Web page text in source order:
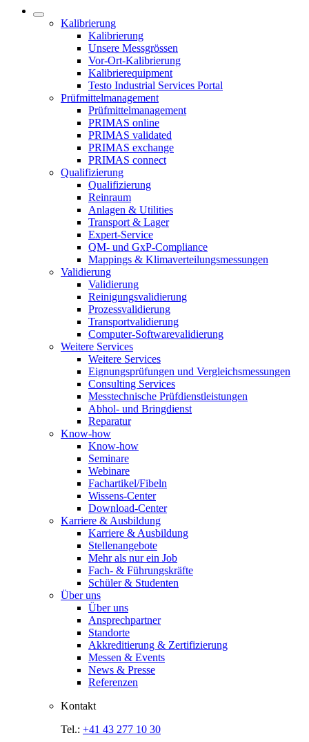
Kalibrierung
Kalibrierung
Unsere Messgrössen
Vor-Ort-Kalibrierung
Kalibrierequipment
Testo Industrial Services Portal
Prüfmittelmanagement
Prüfmittelmanagement
PRIMAS online
PRIMAS validated
PRIMAS exchange
PRIMAS connect
Qualifizierung
Qualifizierung
Reinraum
Anlagen & Utilities
Transport & Lager
Expert-Service
QM- und GxP-Compliance
Mappings & Klimaverteilungsmessungen
Validierung
Validierung
Reinigungsvalidierung
Prozessvalidierung
Transportvalidierung
Computer-Softwarevalidierung
Weitere Services
Weitere Services
Eignungsprüfungen und Vergleichsmessungen
Consulting Services
Messtechnische Prüfdienstleistungen
Abhol- und Bringdienst
Reparatur
Know-how
Know-how
Seminare
Webinare
Fachartikel/Fibeln
Wissens-Center
Download-Center
Karriere & Ausbildung
Karriere & Ausbildung
Stellenangebote
Mehr als nur ein Job
Fach- & Führungskräfte
Schüler & Studenten
Über uns
Über uns
Ansprechpartner
Standorte
Akkreditierung & Zertifizierung
Messen & Events
News & Presse
Referenzen
Kontakt
Tel.: +41 43 277 10 30